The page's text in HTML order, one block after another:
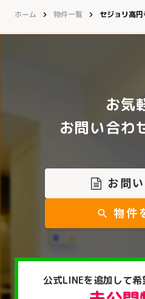
ホーム keyboard_arrow_right 物件一覧 keyboard_arrow_right セジョリ高
お気
お問い合わ
お問
search 物件
公式LINEを追加して希